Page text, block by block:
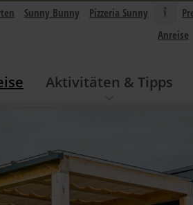
Sunny Bunny Pizzeria Sunny
Anreise
Aktivitäten & Tipps